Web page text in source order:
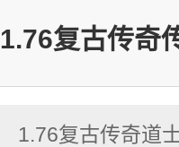
1.76复古传奇
1.76复古传奇道